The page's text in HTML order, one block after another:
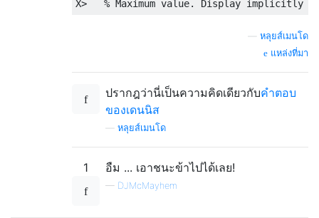
หลุยส์เมนโด
แหล่งที่มา
ปรากฎว่านี่เป็นความคิดเดียวกับคำตอบ
ของเดนนิส
หลุยส์เมนโด
1 อืม ... เอาชนะข้าไปได้เลย!
— DJMcMayhem